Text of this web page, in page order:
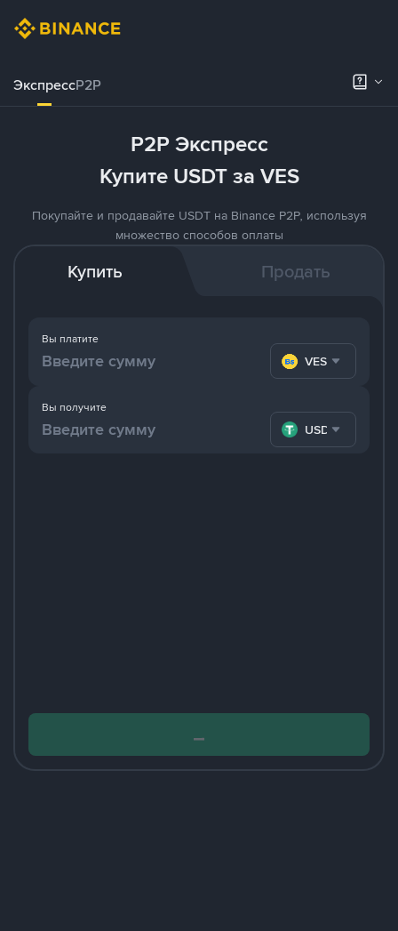
ЭкспрессP2P
P2P Экспресс
Купите USDT за VES
Покупайте и продавайте USDT на Binance P2P, используя
множество способов оплаты
Купить Продать
Вы платите
VES
Вы получите
USDT